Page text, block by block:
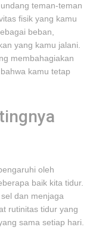
teman-teman
fisik yang kamu
beban,
yang kamu jalani.
membahagiakan
kamu tetap
oleh
baik kita tidur.
dan menjaga
rutinitas tidur yang
sama setiap hari.